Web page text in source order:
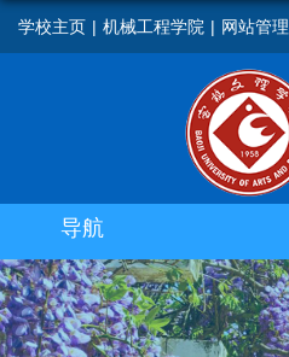
学校主页 | 机械工程学院 | 网站管理
导航